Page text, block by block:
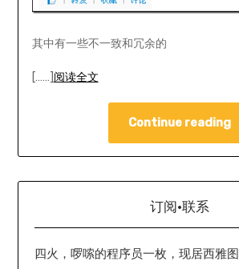
其中有一些不一致和冗余的
[……] 阅读全文
Continue reading
订阅·联系
四火，啰嗦的程序员一枚，现居西雅图